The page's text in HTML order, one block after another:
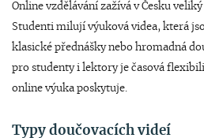
Online vzdělávání zažívá v Česku
Studenti milují výuková videa, která
klasické přednášky nebo hromadná
pro studenty i lektory je časová
online výuka poskytuje.
Typy doučovacích videí